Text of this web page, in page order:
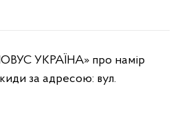
УКРАЇНА» про намір
за адресою: вул.